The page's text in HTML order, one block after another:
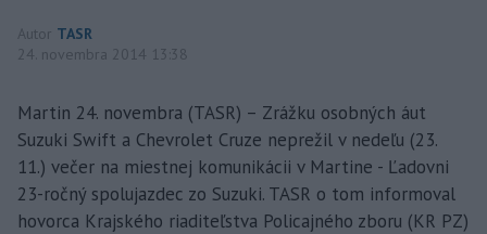
Autor TASR
24. novembra 2014 13:38
Martin 24. novembra (TASR) – Zrážku osobných áut
Suzuki Swift a Chevrolet Cruze neprežil v nedeľu (23.
11.) večer na miestnej komunikácii v Martine - Ľadovni
23-ročný spolujazdec zo Suzuki. TASR o tom informoval
hovorca Krajského riaditeľstva Policajného zboru (KR PZ)